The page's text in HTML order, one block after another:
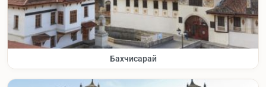
Бахчисарай